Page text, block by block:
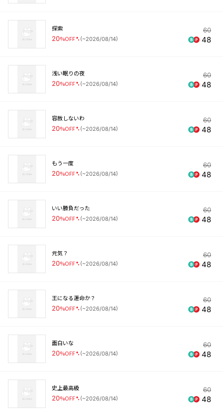
探索
20%OFF (~2026/08/14)
60
48
浅い眠りの夜
20%OFF (~2026/08/14)
60
48
容赦しないわ
20%OFF (~2026/08/14)
60
48
もう一度
20%OFF (~2026/08/14)
60
48
いい勝負だった
20%OFF (~2026/08/14)
60
48
元気？
20%OFF (~2026/08/14)
60
48
王になる運命か？
20%OFF (~2026/08/14)
60
48
面白いな
20%OFF (~2026/08/14)
60
48
史上最高級
20%OFF (~2026/08/14)
60
48